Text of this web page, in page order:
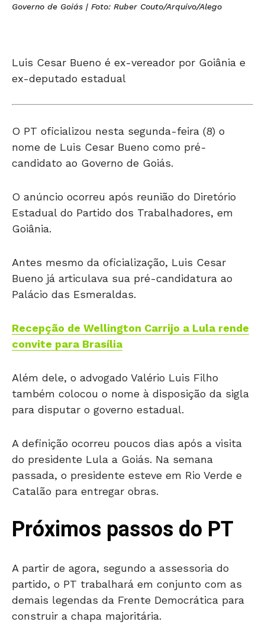
Governo de Goiás | Foto: Ruber Couto/Arquivo/Alego
Luis Cesar Bueno é ex-vereador por Goiânia e
ex-deputado estadual
O PT oficializou nesta segunda-feira (8) o
nome de Luis Cesar Bueno como pré-
candidato ao Governo de Goiás.
O anúncio ocorreu após reunião do Diretório
Estadual do Partido dos Trabalhadores, em
Goiânia.
Antes mesmo da oficialização, Luis Cesar
Bueno já articulava sua pré-candidatura ao
Palácio das Esmeraldas.
Recepção de Wellington Carrijo a Lula rende
convite para Brasília
Além dele, o advogado Valério Luis Filho
também colocou o nome à disposição da sigla
para disputar o governo estadual.
A definição ocorreu poucos dias após a visita
do presidente Lula a Goiás. Na semana
passada, o presidente esteve em Rio Verde e
Catalão para entregar obras.
Próximos passos do PT
A partir de agora, segundo a assessoria do
partido, o PT trabalhará em conjunto com as
demais legendas da Frente Democrática para
construir a chapa majoritária.